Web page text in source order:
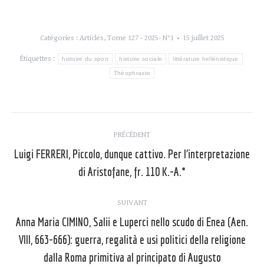
Catégories : Articles, Tome 127 - 2025- N°1 15 juillet 2025
Étiquettes : histoire du sport histoire sociale littérature hellénistique
Théophraste
article
PRÉCÉDENT
Article
précédent
Luigi FERRERI, Piccolo, dunque cattivo. Per l’interpretazione
di Aristofane, fr. 110 K.-A.*
SUIVANT
Article
suivant
Anna Maria CIMINO, Salii e Luperci nello scudo di Enea (Aen.
VIII, 663-666): guerra, regalità e usi politici della religione
dalla Roma primitiva al principato di Augusto